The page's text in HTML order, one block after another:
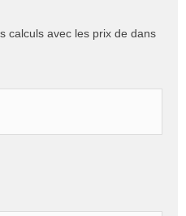
calculs avec les prix de dans